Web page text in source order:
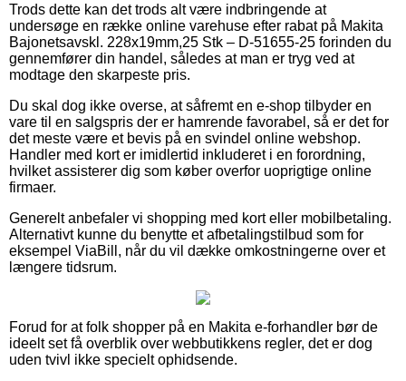
Trods dette kan det trods alt være indbringende at
undersøge en række online varehuse efter rabat på Makita
Bajonetsavskl. 228x19mm,25 Stk – D-51655-25 forinden du
gennemfører din handel, således at man er tryg ved at
modtage den skarpeste pris.
Du skal dog ikke overse, at såfremt en e-shop tilbyder en
vare til en salgspris der er hamrende favorabel, så er det for
det meste være et bevis på en svindel online webshop.
Handler med kort er imidlertid inkluderet i en forordning,
hvilket assisterer dig som køber overfor uoprigtige online
firmaer.
Generelt anbefaler vi shopping med kort eller mobilbetaling.
Alternativt kunne du benytte et afbetalingstilbud som for
eksempel ViaBill, når du vil dække omkostningerne over et
længere tidsrum.
Forud for at folk shopper på en Makita e-forhandler bør de
ideelt set få overblik over webbutikkens regler, det er dog
uden tvivl ikke specielt ophidsende.